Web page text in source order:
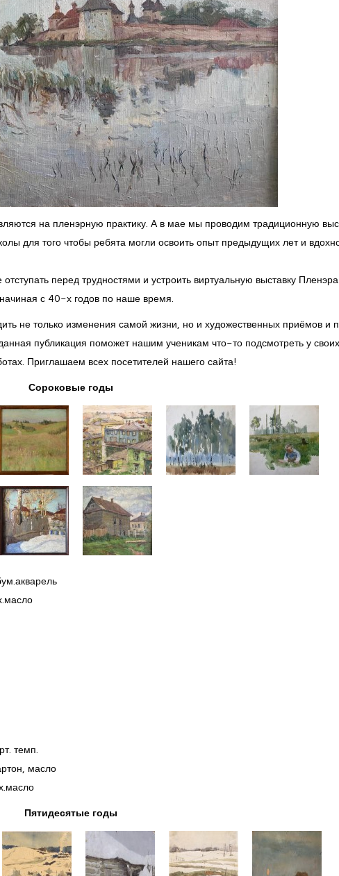
на пленэрную практику. А в мае мы проводим традиционную
для того чтобы ребята могли освоить опыт предыдущих лет и
перед трудностями и устроить виртуальную выставку
с 40-х годов по наше время.
не только изменения самой жизни, но и художественных приёмов и
публикация поможет нашим ученикам что-то подсмотреть у своих
Приглашаем всех посетителей нашего сайта!
Сороковые годы
темп.
масло
Пятидесятые годы